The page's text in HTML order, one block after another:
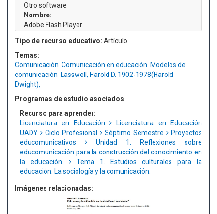
Otro software
Nombre:
Adobe Flash Player
Tipo de recurso educativo: Artículo
Temas:
Comunicación Comunicación en educación Modelos de
comunicación Lasswell, Harold D. 1902-1978(Harold
Dwight),
Programas de estudio asociados
Recurso para aprender:
Licenciatura en Educación
Licenciatura en Educación
UADY
Ciclo Profesional Séptimo Semestre
Proyectos
educomunicativos
Unidad 1. Reflexiones sobre
educomunicación para la construcción del conocimiento en
la educación.
Tema 1. Estudios culturales para la
educación: La sociología y la comunicación.
Imágenes relacionadas: